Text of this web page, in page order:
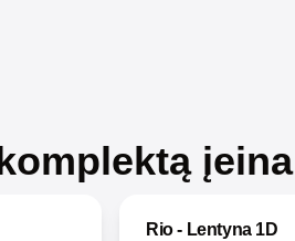
įeina
Rio - Lentyna 1D